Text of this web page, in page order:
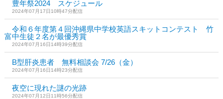
豊年祭2024 スケジュール
2024年07月17日10時47分配信
令和６年度第４回沖縄県中学校英語スキットコンテスト 竹
富中生徒２名が最優秀賞
2024年07月16日14時39分配信
B型肝炎患者 無料相談会 7/26（金）
2024年07月16日14時23分配信
夜空に現れた謎の光跡
2024年07月12日11時56分配信